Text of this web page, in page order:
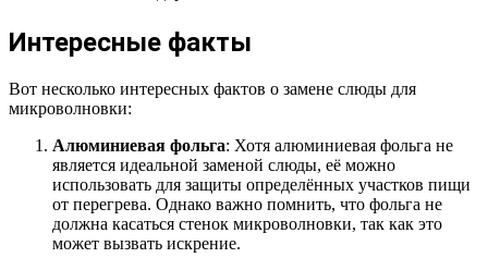
Интересные факты
Вот несколько интересных фактов о замене слюды для
микроволновки:
Алюминиевая фольга: Хотя алюминиевая фольга не
является идеальной заменой слюды, её можно
использовать для защиты определённых участков пищи
от перегрева. Однако важно помнить, что фольга не
должна касаться стенок микроволновки, так как это
может вызвать искрение.